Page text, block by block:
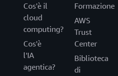
Cos'è il
cloud
computing?
Cos'è
l'IA
agentica?
Formazione
AWS
Trust
Center
Biblioteca
di